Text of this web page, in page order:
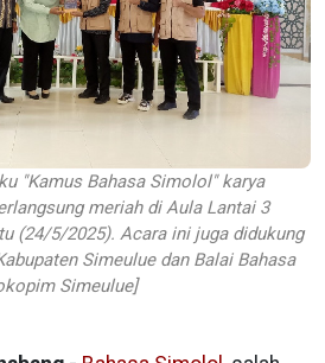
"Kamus Bahasa Simolol" karya
meriah di Aula Lantai 3
(24/5/2025). Acara ini juga didukung
Simeulue dan Balai Bahasa
Simeulue]